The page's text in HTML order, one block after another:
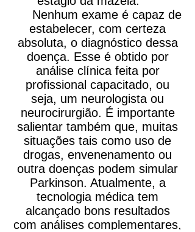
Nenhum exame é capaz de
estabelecer, com certeza
absoluta, o diagnóstico dessa
doença. Esse é obtido por
análise clínica feita por
profissional capacitado, ou
seja, um neurologista ou
neurocirurgião. É importante
salientar também que, muitas
situações tais como uso de
drogas, envenenamento ou
outra doenças podem simular
Parkinson. Atualmente, a
tecnologia médica tem
alcançado bons resultados
com análises complementares,